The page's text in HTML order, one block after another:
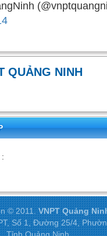
QUẢNG NINH
© 2011.VNPT Quảng
Số 1, Đường 25/4,